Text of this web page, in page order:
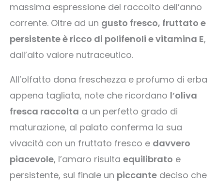
massima espressione del raccolto dell’anno
corrente. Oltre ad un gusto fresco, fruttato e
persistente è ricco di polifenoli e vitamina E,
dall’alto valore nutraceutico.
All’olfatto dona freschezza e profumo di erba
appena tagliata, note che ricordano l’oliva
fresca raccolta a un perfetto grado di
maturazione, al palato conferma la sua
vivacità con un fruttato fresco e davvero
piacevole, l’amaro risulta equilibrato e
persistente, sul finale un piccante deciso che